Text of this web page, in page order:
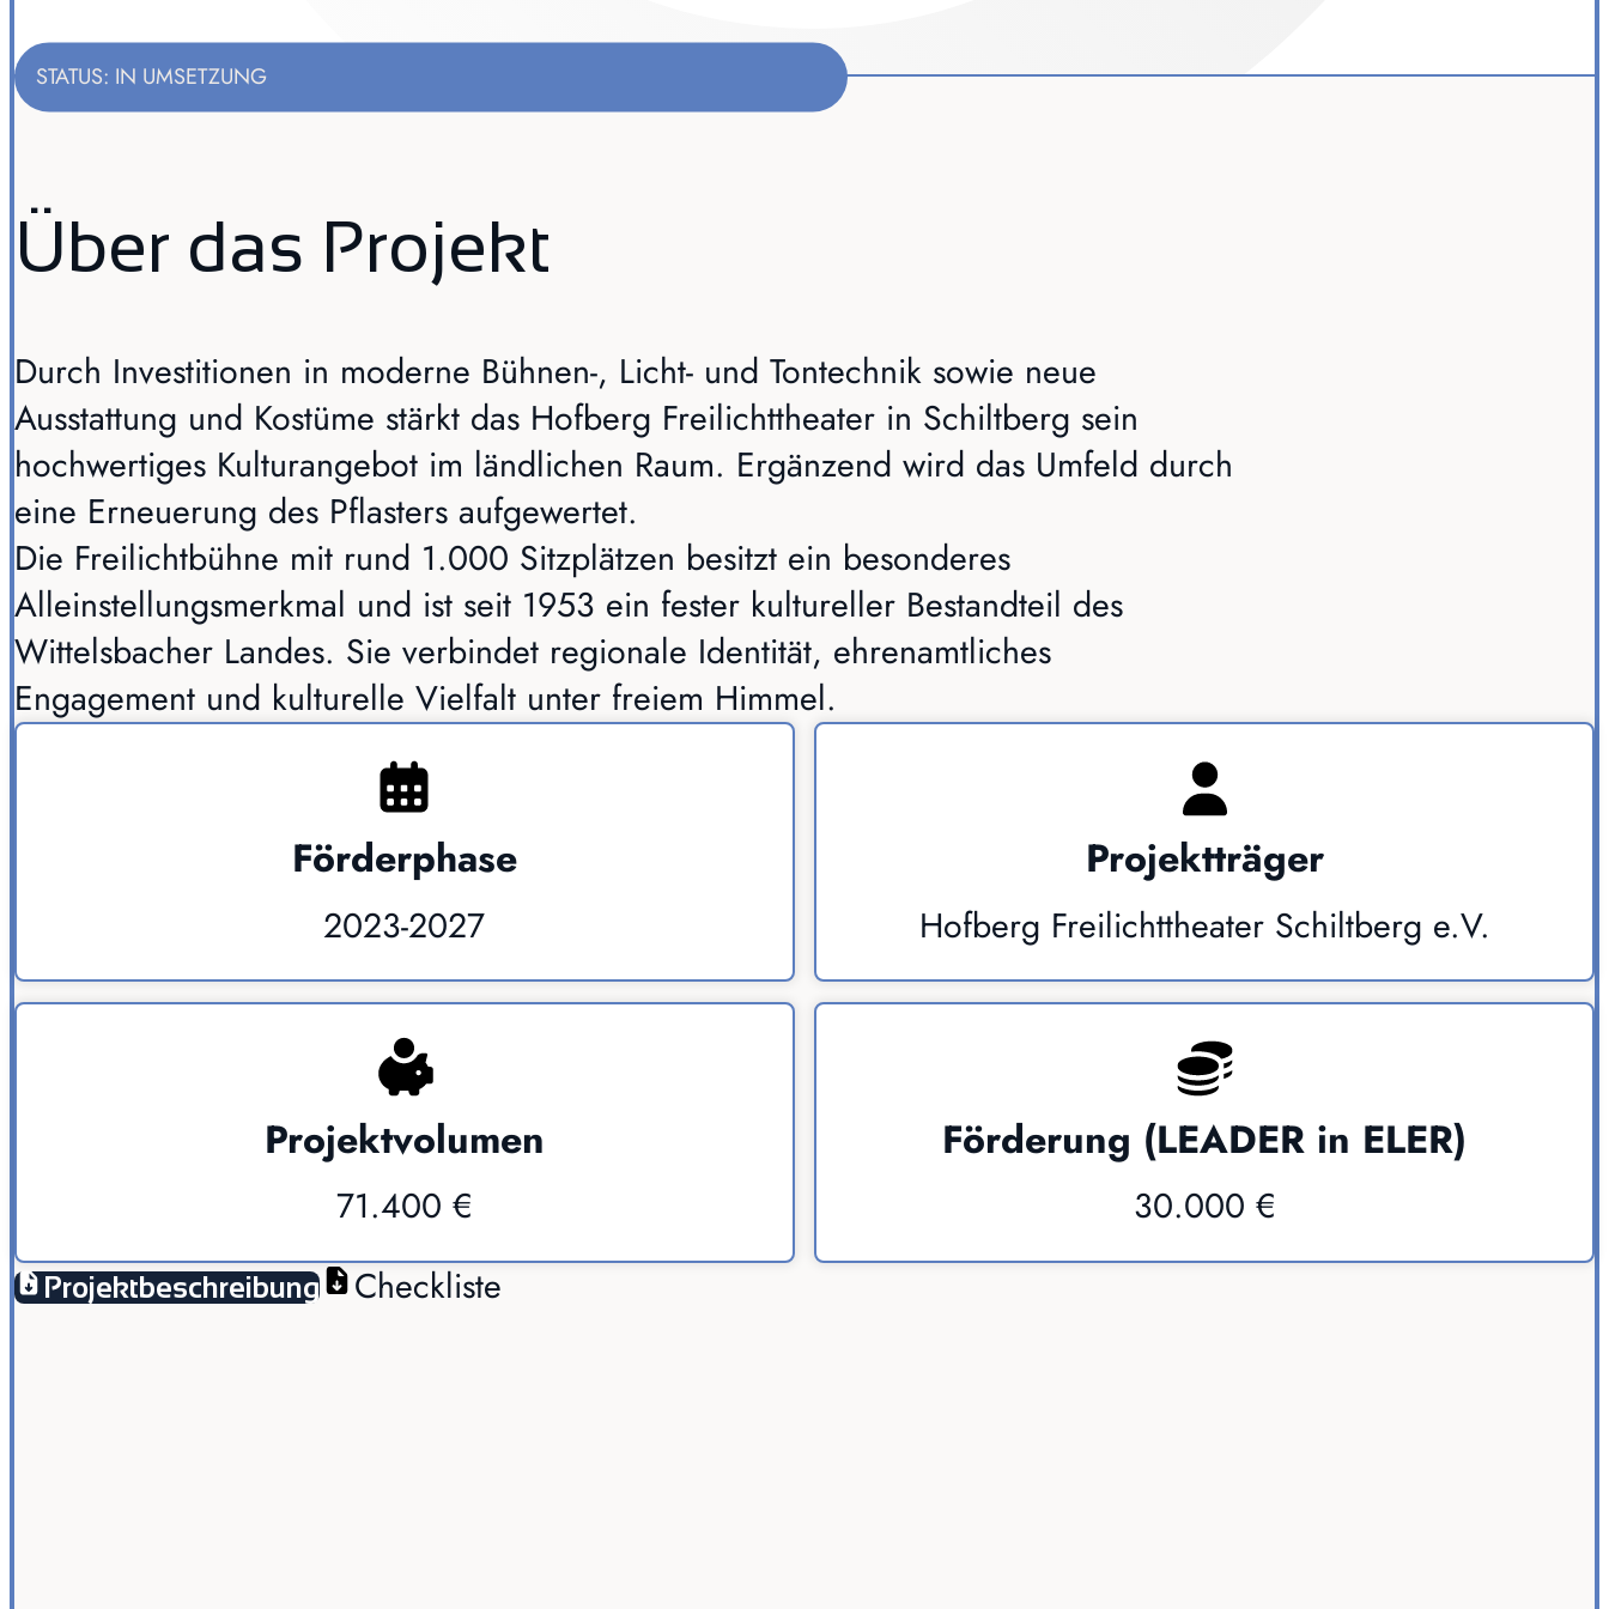
STATUS: IN UMSETZUNG
Über das Projekt
Durch Investitionen in moderne Bühnen-, Licht- und Tontechnik sowie neue
Ausstattung und Kostüme stärkt das Hofberg Freilichttheater in Schiltberg sein
hochwertiges Kulturangebot im ländlichen Raum. Ergänzend wird das Umfeld durch
eine Erneuerung des Pflasters aufgewertet.
Die Freilichtbühne mit rund 1.000 Sitzplätzen besitzt ein besonderes
Alleinstellungsmerkmal und ist seit 1953 ein fester kultureller Bestandteil des
Wittelsbacher Landes. Sie verbindet regionale Identität, ehrenamtliches
Engagement und kulturelle Vielfalt unter freiem Himmel.
Förderphase
2023-2027
Projektträger
Hofberg Freilichttheater Schiltberg e.V.
Projektvolumen
71.400 €
Förderung (LEADER in ELER)
30.000 €
Projektbeschreibung Checkliste